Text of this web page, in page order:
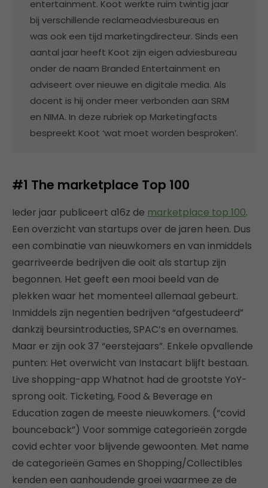
entertainment. Koot werkte ruim twintig jaar
bij verschillende reclameadviesbureaus en
was ook een tijd marketingdirecteur. Sinds een
aantal jaar heeft Koot zijn eigen adviesbureau
onder de naam Branded Entertainment en
adviseert over nieuwe en digitale media. Als
docent is hij onder meer verbonden aan SRM
en NIMA. In deze rubriek op Marketingfacts
bespreekt Koot ‘wat moet worden besproken’.
#1 The marketplace Top 100
Ieder jaar publiceert a16z de marketplace top 100.
Een overzicht van startups over de jaren heen. Dus
een combinatie van nieuwkomers en van inmiddels
gearriveerde bedrijven die ooit als startup zijn
begonnen. Het geeft een mooi beeld van de
plekken waar het momenteel allemaal gebeurt.
Inmiddels zijn negentien bedrijven “afgestudeerd”
dankzij beursintroducties, SPAC’s en overnames.
Maar er zijn ook 37 “eerstejaars”. Enkele opvallende
punten: Het overwicht van Instacart blijft bestaan.
Live shopping-app Whatnot had de grootste YoY-
sprong ooit. Ticketing, Food & Beverage en
Education zagen de meeste nieuwkomers. (“covid
bounceback”) Voor sommige categorieën zorgde
covid echter voor blijvende gewoonten. Met name
de categorieën Games en Shopping/Collectibles
kenden een aanhoudende groei waarmee ze de